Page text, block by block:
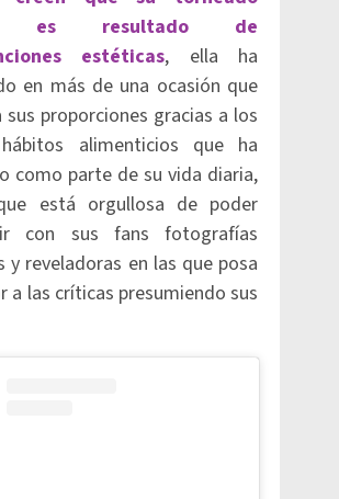
es resultado de
estéticas, ella ha
en más de una ocasión que
sus proporciones gracias a los
alimenticios que ha
como parte de su vida diaria,
está orgullosa de poder
con sus fans fotografías
y reveladoras en las que posa
a las críticas presumiendo sus